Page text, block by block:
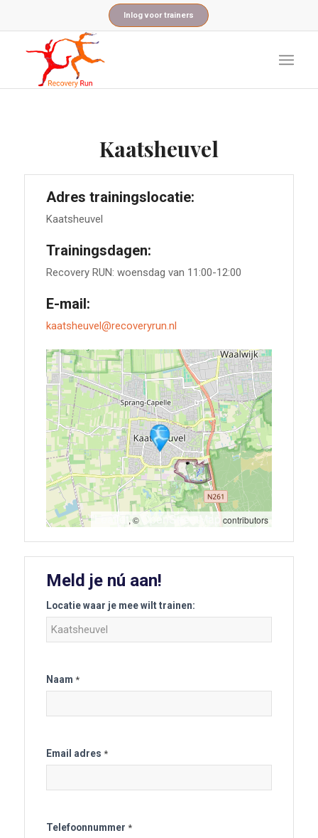
Inlog voor trainers
Kaatsheuvel
Adres trainingslocatie:
Kaatsheuvel
Trainingsdagen:
Recovery RUN: woensdag van 11:00-12:00
E-mail:
kaatsheuvel@recoveryrun.nl
, © contributors
Meld je nú aan!
Aanmelden
training
Locatie waar je mee wilt trainen:
Naam *
Email adres *
Telefoonnummer *